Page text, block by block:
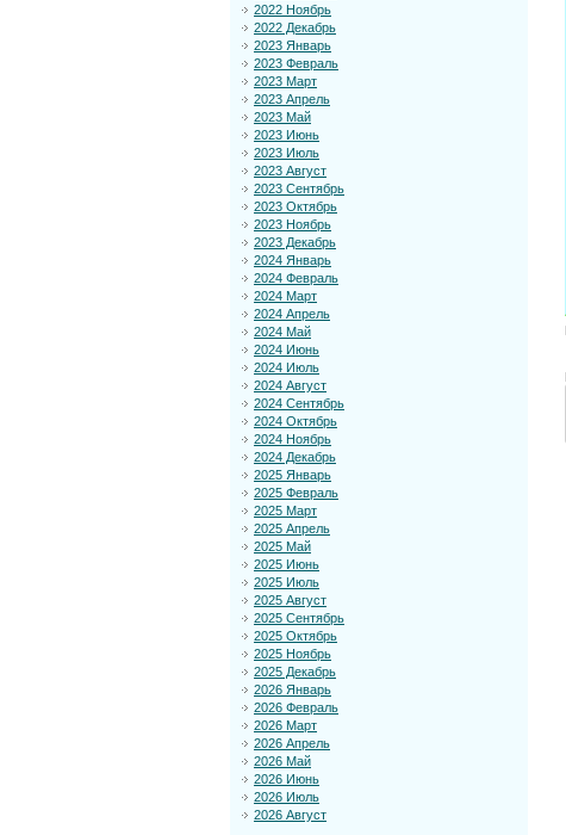
2022 Ноябрь
2022 Декабрь
2023 Январь
2023 Февраль
2023 Март
2023 Апрель
2023 Май
2023 Июнь
2023 Июль
2023 Август
2023 Сентябрь
2023 Октябрь
2023 Ноябрь
2023 Декабрь
2024 Январь
2024 Февраль
2024 Март
2024 Апрель
2024 Май
2024 Июнь
2024 Июль
2024 Август
2024 Сентябрь
2024 Октябрь
2024 Ноябрь
2024 Декабрь
2025 Январь
2025 Февраль
2025 Март
2025 Апрель
2025 Май
2025 Июнь
2025 Июль
2025 Август
2025 Сентябрь
2025 Октябрь
2025 Ноябрь
2025 Декабрь
2026 Январь
2026 Февраль
2026 Март
2026 Апрель
2026 Май
2026 Июнь
2026 Июль
2026 Август